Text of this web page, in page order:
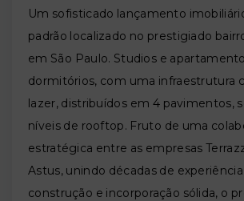
Um sofisticado lançamento
padrão localizado no prestigiado
em São Paulo. Studios e
dormitórios, com uma infraestrutura
lazer, distribuídos em 4 pavimentos,
níveis de rooftop. Fruto de uma
estratégica entre as empresas
Astus, unindo décadas de
construção e incorporação sólida, o